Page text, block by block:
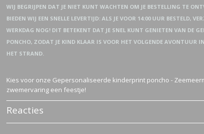
WIJ BEGRIJPEN DAT JE NIET KUNT WACHTEN OM JE BESTELLING TE
BIEDEN WIJ EEN SNELLE LEVERTIJD: ALS JE VOOR 14:00 UUR BESTELD,
WERKDAG NOG! DIT BETEKENT DAT JE SNEL KUNT GENIETEN VAN DE
PONCHO, ZODAT JE KIND KLAAR IS VOOR HET VOLGENDE AVONTUUR
HET STRAND.
Kies voor onze Gepersonaliseerde kinderprint poncho -
zwemervaring een feestje!
Reacties